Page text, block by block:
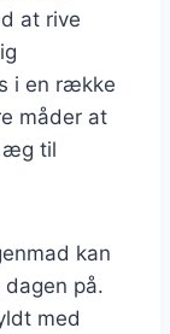
at rive
i en række
måder at
æg til
kan
på.
med